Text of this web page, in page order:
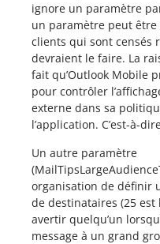
ignore un paramètre
un paramètre peut être
clients qui sont censés
devraient le faire. La
fait qu’Outlook Mobile
pour contrôler
externe dans sa
l’application. C’est-à-
Un autre paramètre
organisation de définir
de destinataires (25
avertir quelqu’un
message à un grand